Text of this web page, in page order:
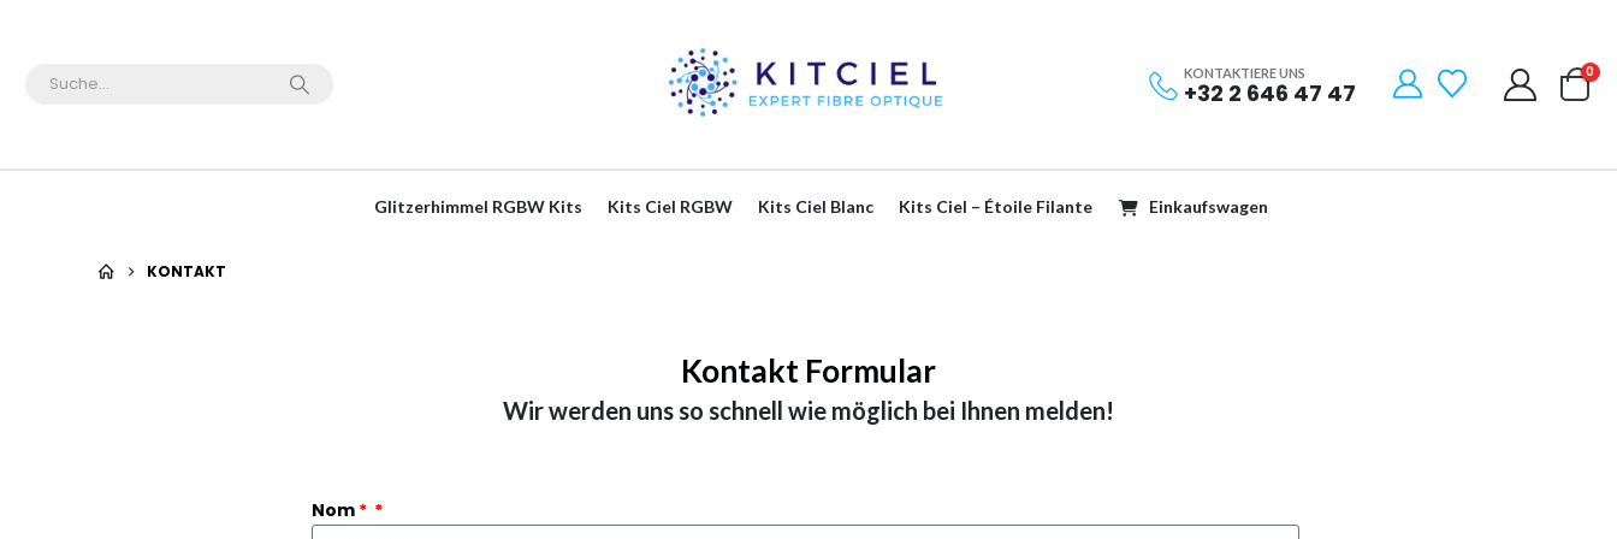
KONTAKTIERE UNS
+32 2 646 47 47
0
Glitzerhimmel RGBW Kits Kits Ciel RGBW Kits Ciel Blanc Kits Ciel – Étoile Filante Einkaufswagen
KONTAKT
Kontakt Formular
Wir werden uns so schnell wie möglich bei Ihnen melden!
Nom *